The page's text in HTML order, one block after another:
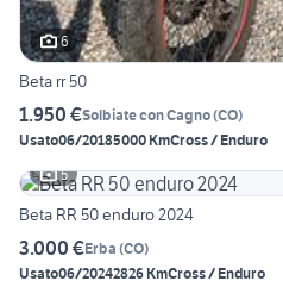
6
Beta rr 50
1.950 €Solbiate con Cagno(CO)
Usato06/20185000 KmCross / Enduro
5
Beta RR 50 enduro 2024
3.000 €Erba (CO)
Usato06/20242826 KmCross / Enduro